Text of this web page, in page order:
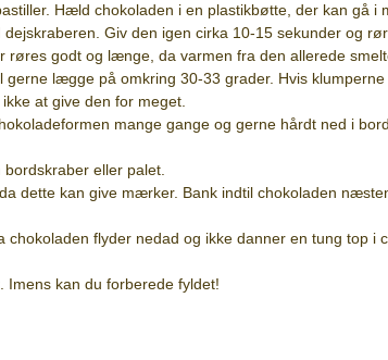
Hæld chokoladen i en plastikbøtte, der kan gå i
Giv den igen cirka 10-15 sekunder og
godt og længe, da varmen fra den allerede
lægge på omkring 30-33 grader. Hvis klumperne
at give den for meget.
mange gange og gerne hårdt ned i
eller palet.
dette kan give mærker. Bank indtil chokoladen
flyder nedad og ikke danner en tung top i
Imens kan du forberede fyldet!